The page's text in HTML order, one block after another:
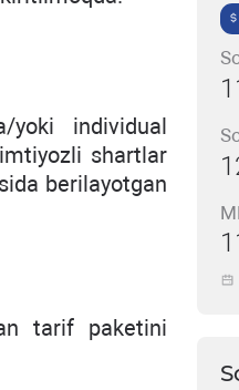
individual
shartlar
berilayotgan
tarif paketini